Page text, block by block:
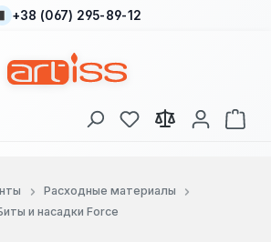
содержанию
+38 (067) 295-89-12
У вас есть товары
В
Расходные материалы
и насадки Force